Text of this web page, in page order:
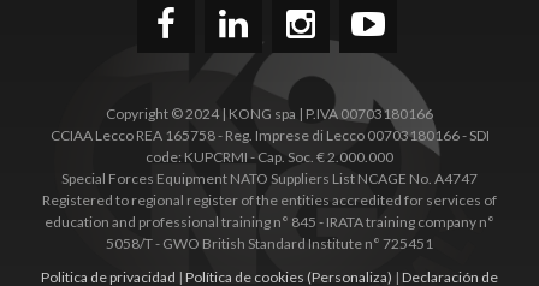
Copyright © 2024 | KONG spa | P.IVA 00703180166
CCIAA Lecco REA 165758 - Reg. Imprese di Lecco 00703180166 - SDI
code: KUPCRMI - Cap. Soc. € 2.000.000
Special Forces Equipment NATO Suppliers List NCAGE No. A4747
Registered to regional register of the entities accredited for services of
education and professional training n° 845 - IRATA training company n°
5058/T - GWO British Standard Institute n° 725451
Politica de privacidad | Política de cookies (Personaliza) | Declaración de